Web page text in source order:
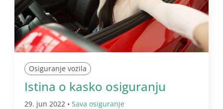
Osiguranje vozila
Istina o kasko osiguranju
29. jun 2022 • Sava osiguranje